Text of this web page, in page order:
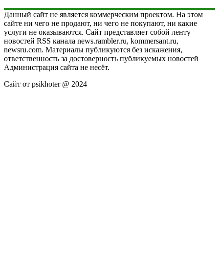
Данный сайт не является коммерческим проектом. На этом
сайте ни чего не продают, ни чего не покупают, ни какие
услуги не оказываются. Сайт представляет собой ленту
новостей RSS канала news.rambler.ru, kommersant.ru,
newsru.com. Материалы публикуются без искажения,
ответственность за достоверность публикуемых новостей
Администрация сайта не несёт.
Сайт от psikhoter @ 2024